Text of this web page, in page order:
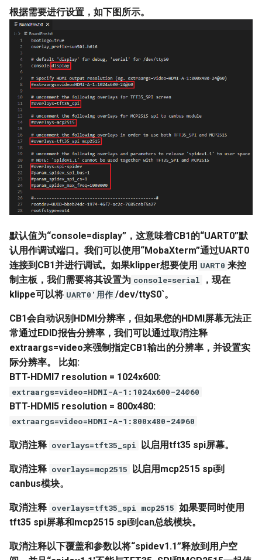
根据需要进行设置，如下图所示。
默认值为“console=display”，这意味着CB1的“UART0”默
认用作调试端口。我们可以使用“MobaXterm”通过UART0
连接到CB1并进行调试。如果klipper想要使用 UART0 来控
制主板，我们需要将其设置为 console=serial
，现在
klippe可以将 UART0'用作 /dev/ttyS0`。
CB1会自动识别HDMI分辨率，但如果您的HDMI屏幕无法正
常通过EDID报告分辨率，我们可以通过取消注释
extraargs=video来强制指定CB1输出的分辨率，并设置实
际分辨率。
比如:
BTT-HDMI7 resolution = 1024x600:
extraargs=video=HDMI-A-1:1024x600-24@60
BTT-HDMI5 resolution = 800x480:
extraargs=video=HDMI-A-1:800x480-24@60
取消注释 overlays=tft35_spi 以启用tft35 spi屏幕。
取消注释 overlays=mcp2515
以启用mcp2515 spi到
canbus模块。
取消注释 overlays=tft35_spi mcp2515 如果要同时使用
tft35 spi屏幕和mcp2515 spi到can总线模块。
取消注释以下覆盖和参数以将“spidev1.1”释放到用户空